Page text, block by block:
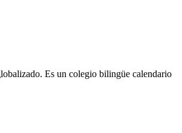
Es un colegio bilingüe calendario